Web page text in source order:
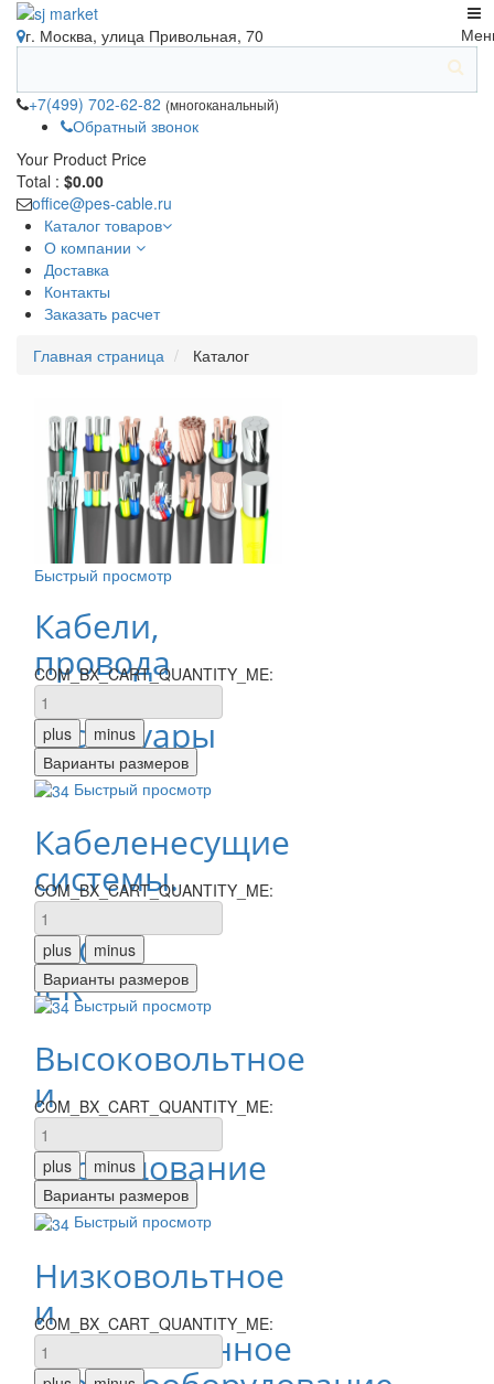
г. Москва, улица Привольная, 70
+7(499) 702-62-82 (многоканальный)
Обратный звонок
Your Product Price
Total : $0.00
office@pes-cable.ru
Каталог товаров
О компании
Доставка
Контакты
Заказать расчет
Главная страница Каталог
Быстрый просмотр
Кабели,
провода
и
аксессуары
COM_BX_CART_QUANTITY_ME:
Быстрый просмотр
Кабеленесущие
системы.
Лотки
DKC,
IEK
COM_BX_CART_QUANTITY_ME:
Быстрый просмотр
Высоковольтное
и
щитовое
оборудование
COM_BX_CART_QUANTITY_ME:
Быстрый просмотр
Низковольтное
и
промышленное
COM_BX_CART_QUANTITY_ME: